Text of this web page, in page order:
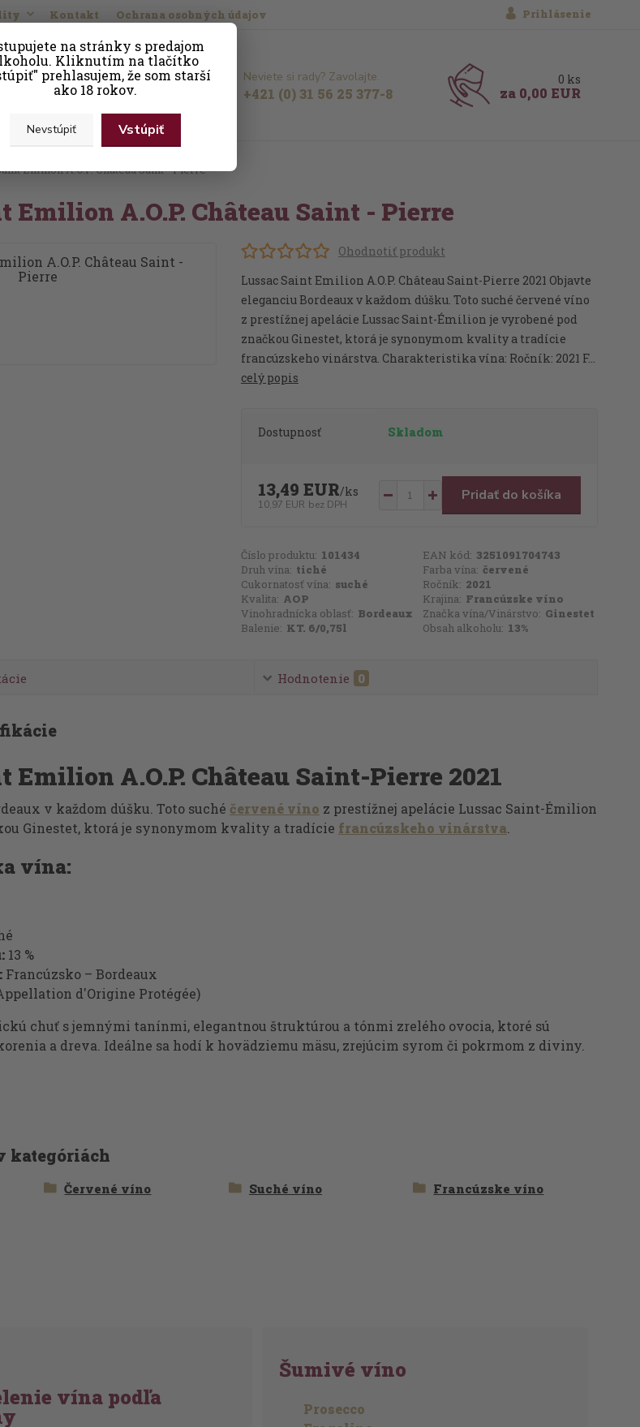
na stránky s predajom
Kliknutím na tlačítko
prehlasujem, že som starší
ako 18 rokov.
Nevstúpiť Vstúpiť
Kontakt Ochrana osobných údajov Prihlásenie
Hľadať Neviete si rady? Zavolajte.
+421 (0) 31 56 25 377-8
0 ks
za0,00 EUR
Emilion A.O.P. Château Saint - Pierre
Emilion A.O.P. Château Saint - Pierre
Ohodnotiť produkt
Lussac Saint Emilion A.O.P. Château Saint-Pierre 2021 Objavte
eleganciu Bordeaux v každom dúšku. Toto suché červené víno
z prestížnej apelácie Lussac Saint-Émilion je vyrobené pod
značkou Ginestet, ktorá je synonymom kvality a tradície
francúzskeho vinárstva. Charakteristika vína: Ročník: 2021 F...
celý popis
Dostupnosť Skladom
13,49 EUR/ks
10,97 EUR bez DPH
Pridať do košíka
Číslo produktu: 101434 EAN kód: 3251091704743
Druh vína: tiché Farba vína: červené
Cukornatosť vína: suché Ročník: 2021
Kvalita: AOP Krajina: Francúzske víno
Vinohradnícka oblasť: Bordeaux Značka vína/Vinárstvo: Ginestet
Balenie: KT. 6/0,75l Obsah alkoholu: 13%
Hodnotenie 0
Emilion A.O.P. Château Saint-Pierre 2021
v každom dúšku. Toto suché červené víno z prestížnej apelácie Lussac Saint-Émilion
Ginestet, ktorá je synonymom kvality a tradície francúzskeho vinárstva
vína:
13 %
Francúzsko – Bordeaux
d'Origine Protégée)
chuť s jemnými tanínmi, elegantnou štruktúrou a tónmi zrelého ovocia, ktoré sú
a dreva. Ideálne sa hodí k hovädziemu mäsu, zrejúcim syrom či pokrmom z diviny.
kategóriách
Červené víno Suché víno
Francúzske víno
vína podľa
Šumivé víno
Prosecco